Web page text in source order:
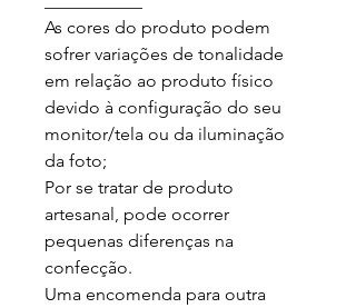
As cores do produto podem
sofrer variações de tonalidade
em relação ao produto físico
devido à configuração do seu
monitor/tela ou da iluminação
da foto;
Por se tratar de produto
artesanal, pode ocorrer
pequenas diferenças na
confecção.
Uma encomenda para outra